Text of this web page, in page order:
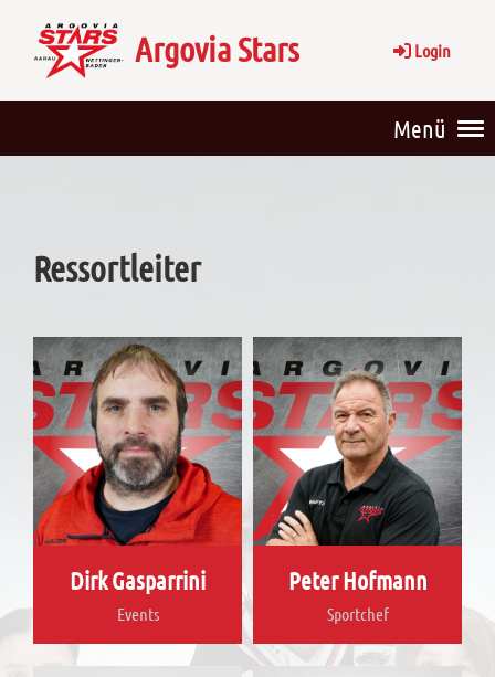
Argovia Stars Login
Menü
Ressortleiter
Dirk Gasparrini
Events
Peter Hofmann
Sportchef